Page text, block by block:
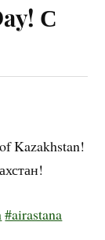
С
Kazakhstan!
#airastana